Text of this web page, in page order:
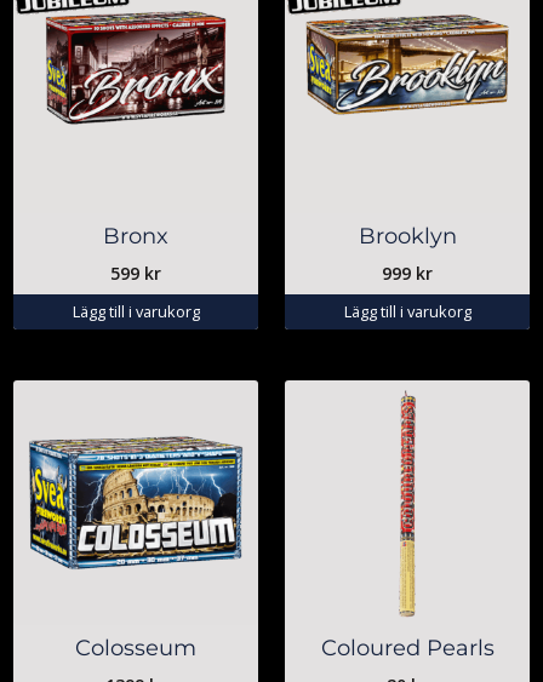
Bronx
599 kr
Lägg till i varukorg
Brooklyn
999 kr
Lägg till i varukorg
Colosseum Coloured Pearls